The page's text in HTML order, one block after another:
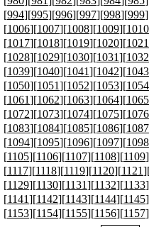
[994][995][996][997][998][999
[1006][1007][1008][1009][1010
[1017][1018][1019][1020][1021
[1028][1029][1030][1031][1032
[1039][1040][1041][1042][1043
[1050][1051][1052][1053][1054
[1061][1062][1063][1064][1065
[1072][1073][1074][1075][1076
[1083][1084][1085][1086][1087
[1094][1095][1096][1097][1098
[1105][1106][1107][1108][1109
[1117][1118][1119][1120][1121
[1129][1130][1131][1132][1133
[1141][1142][1143][1144][1145
[1153][1154][1155][1156][1157